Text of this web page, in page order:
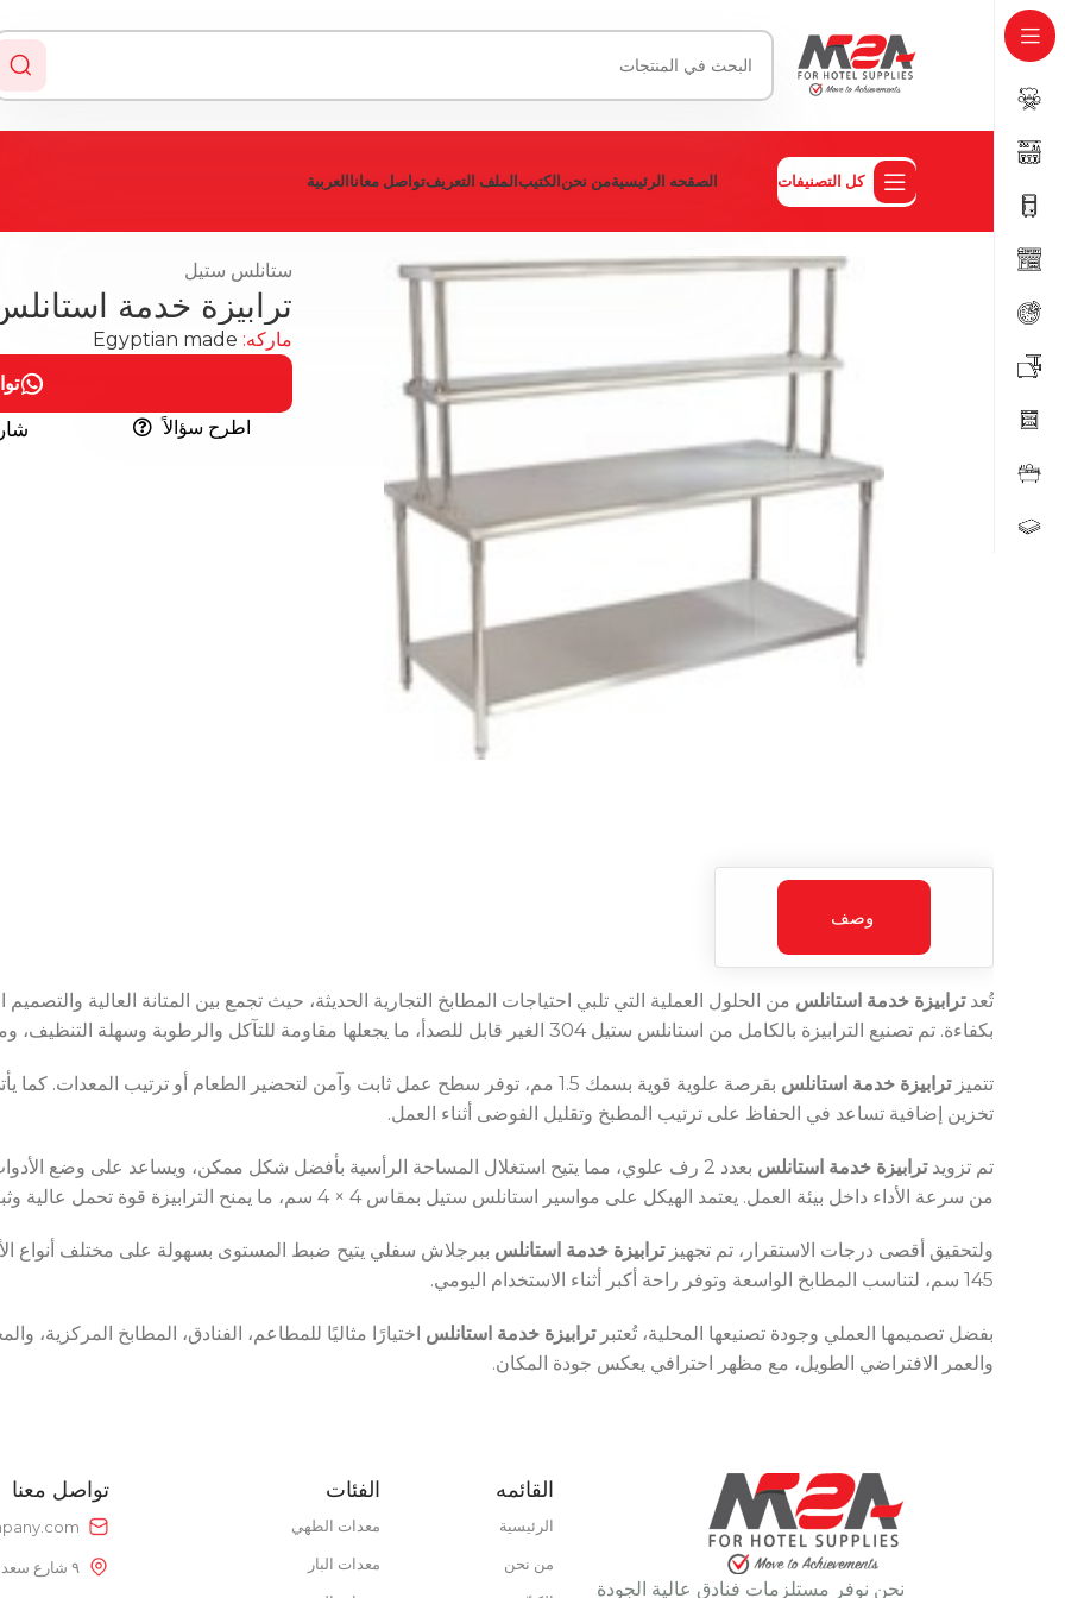
نوع الطاقة
نوع الطاقة غاز
نطاق درجة الحرارة 50 – 300 °C
POWER HOURS
220V
كل التصنيفات الصقحه الرئيسيةمن نحنالكتيبالملف التعريفتواصل معاناالعربية
ستانلس ستيل
ترابيزة خدمة استانلس 304 ب2 رف
ماركه: Egyptian made
اطرح سؤالاً
وصف
تُعدترابيزة خدمة استانلس من الحلول العملية التي تلبي احتياجات المطابخ التجارية الحديثة، حيث تجمع بين المتانة العالية
بكفاءة. تم تصنيع الترابيزة بالكامل من استانلس ستيل 304 الغير قابل للصدأ، ما يجعلها مقاومة للتآكل والرطوبة وسهلة التنظيف، ومناسبة للاستخدام اليومي المكثف.
تتميزترابيزة خدمة استانلس
تخزين إضافية تساعد في الحفاظ على ترتيب المطبخ وتقليل الفوضى أثناء العمل.
تم تزويدترابيزة خدمة استانلس
بعدد 2 رف علوي، مما يتيح استغلال المساحة الرأسية بأفضل شكل ممكن، ويساعد على وضع
من سرعة الأداء داخل بيئة العمل. يعتمد الهيكل على مواسير استانلس ستيل بمقاس 4 × 4 سم، ما يمنح الترابيزة قوة تحمل عالية وثباتًا ممتازًا حتى مع الأحمال الثقيلة.
ولتحقيق أقصى درجات الاستقرار، تم تجهيزترابيزة خدمة استانلس
145 سم، لتناسب المطابخ الواسعة وتوفر راحة أكبر أثناء الاستخدام اليومي.
بفضل تصميمها العملي وجودة تصنيعها المحلية، تُعتبرترابيزة خدمة استانلس اختيارًا مثاليًا للمطاعم، الفنادق، المطابخ المركزية،
والعمر الافتراضي الطويل، مع مظهر احترافي يعكس جودة المكان.
نحن نوفر مستلزمات فنادق عالية الجودة
القائمه
الرئيسية
من نحن
الفئات
معدات الطهي
معدات البار
تواصل معنا
٩ شارع سعد الدين عمر، خلف بتروجيت، النزهة الجديدة، القاهرة، مصر